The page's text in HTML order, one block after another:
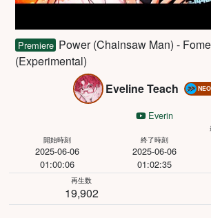
Premiere Power (Chainsaw Man) -
(Experimental)
Eveline Teach
Everin
開始時刻
2025-06-06
01:00:06
終了時刻
2025-06-06
01:02:35
再生数
19,902